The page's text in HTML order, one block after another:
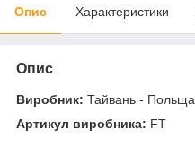
Опис Характеристики
Опис
Виробник: Тайвань - Польща
Артикул виробника: FT